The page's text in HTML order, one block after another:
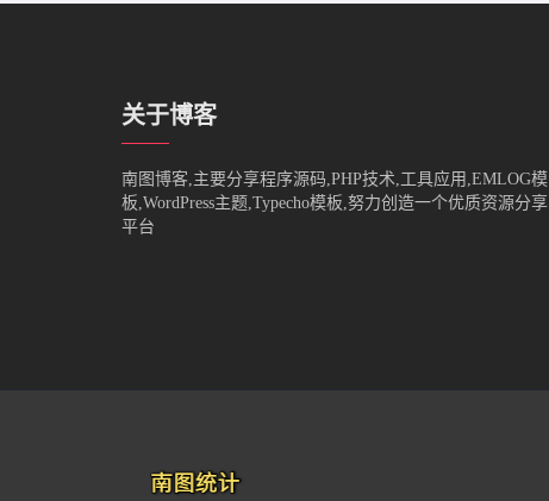
关于博客
南图博客,主要分享程序源码,PHP技术,工具应用,EMLOG模
板,WordPress主题,Typecho模板,努力创造一个优质资源分享
平台